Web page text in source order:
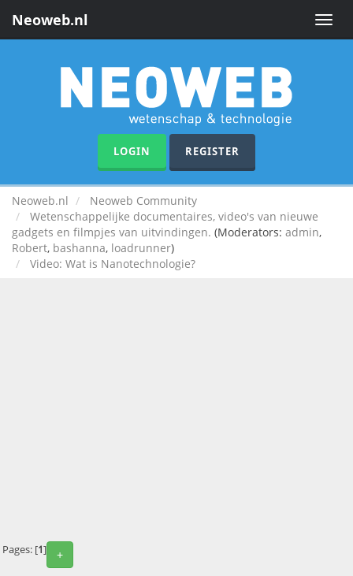
Toggle
Neoweb.nl
LOGIN REGISTER
Neoweb.nl
Neoweb Community
Wetenschappelijke documentaires, video's van nieuwe
gadgets en filmpjes van uitvindingen. (Moderators: admin,
Robert, bashanna, loadrunner)
Video: Wat is Nanotechnologie?
+
Pages: [1]